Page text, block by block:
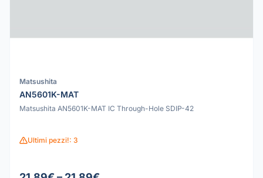
Matsushita
AN5601K-MAT
Matsushita AN5601K-MAT IC Through-Hole SDIP-42
Ultimi pezzi!: 3